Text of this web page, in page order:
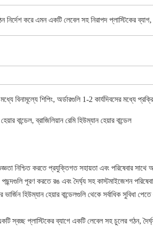
নির্দেশ করে এমন একটি লেবেল সহ নিরাপদ প্লাস্টিকের
মধ্যে বিনামূল্যে শিপিং, অর্ডারগুলি 1-2 কার্যদিবসের
বান্ডেল, ব্রাজিলিয়ান রেমি হিউম্যান হেয়ার বান্ডেল
নিশ্চিত করতে প্রযুক্তিগত সহায়তা এবং
পূরণ করতে রঙ এবং দৈর্ঘ্য সহ কাস্টমাইজেশন
হিউম্যান হেয়ার বান্ডেলগুলি থেকে সর্বাধিক সুবিধা
স্বচ্ছ প্লাস্টিকের ব্যাগে একটি লেবেল সহ চুলের গঠন,